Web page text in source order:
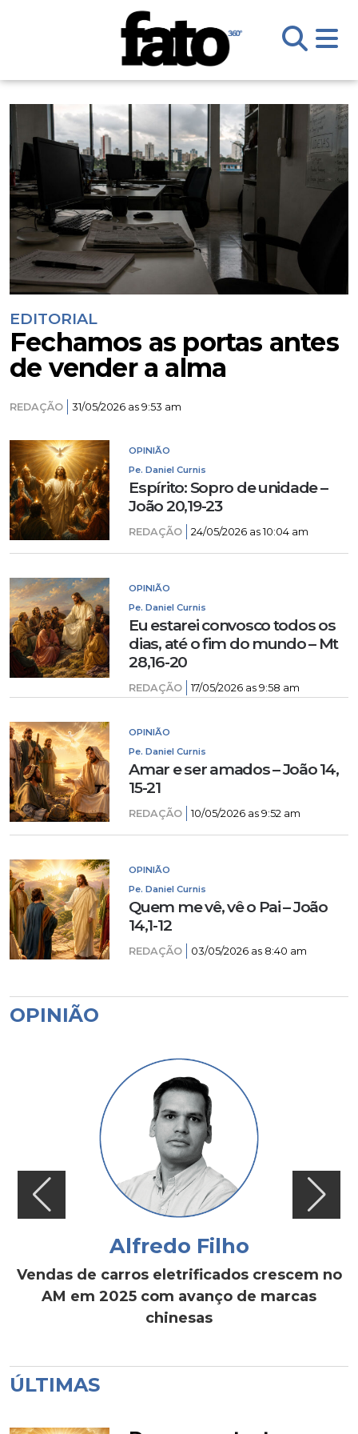
EDITORIAL
Fechamos as portas antes
de vender a alma
REDAÇÃO 31/05/2026 as 9:53 am
OPINIÃO
Pe. Daniel Curnis
Espírito: Sopro de unidade –
João 20,19-23
REDAÇÃO 24/05/2026 as 10:04 am
OPINIÃO
Pe. Daniel Curnis
Eu estarei convosco todos os
dias, até o fim do mundo – Mt
28,16-20
REDAÇÃO 17/05/2026 as 9:58 am
OPINIÃO
Pe. Daniel Curnis
Amar e ser amados – João 14,
15-21
REDAÇÃO 10/05/2026 as 9:52 am
OPINIÃO
Pe. Daniel Curnis
Quem me vê, vê o Pai – João
14,1-12
REDAÇÃO 03/05/2026 as 8:40 am
OPINIÃO
Alfredo Filho
Vendas de carros eletrificados crescem no
AM em 2025 com avanço de marcas
chinesas
ÚLTIMAS